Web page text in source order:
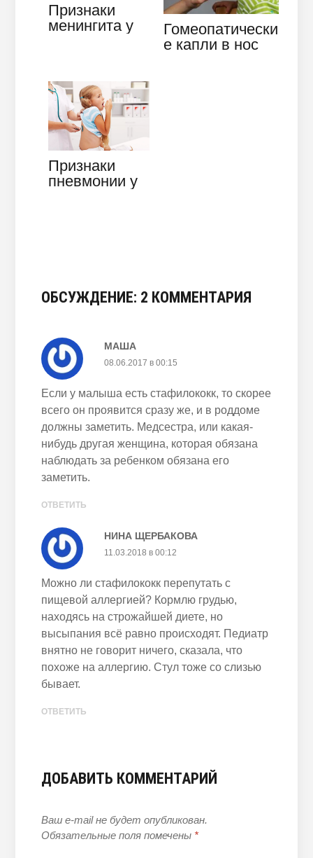
Признаки
менингита у
болезни
Гомеопатически
е капли в нос
Признаки
пневмонии у
ОБСУЖДЕНИЕ: 2 КОММЕНТАРИЯ
МАША
08.06.2017 в 00:15
Если у малыша есть стафилококк, то скорее
всего он проявится сразу же, и в роддоме
должны заметить. Медсестра, или какая-
нибудь другая женщина, которая обязана
наблюдать за ребенком обязана его
заметить.
ОТВЕТИТЬ
НИНА ЩЕРБАКОВА
11.03.2018 в 00:12
Можно ли стафилококк перепутать с
пищевой аллергией? Кормлю грудью,
находясь на строжайшей диете, но
высыпания всё равно происходят. Педиатр
внятно не говорит ничего, сказала, что
похоже на аллергию. Стул тоже со слизью
бывает.
ОТВЕТИТЬ
ДОБАВИТЬ КОММЕНТАРИЙ
Ваш e-mail не будет опубликован.
Обязательные поля помечены *